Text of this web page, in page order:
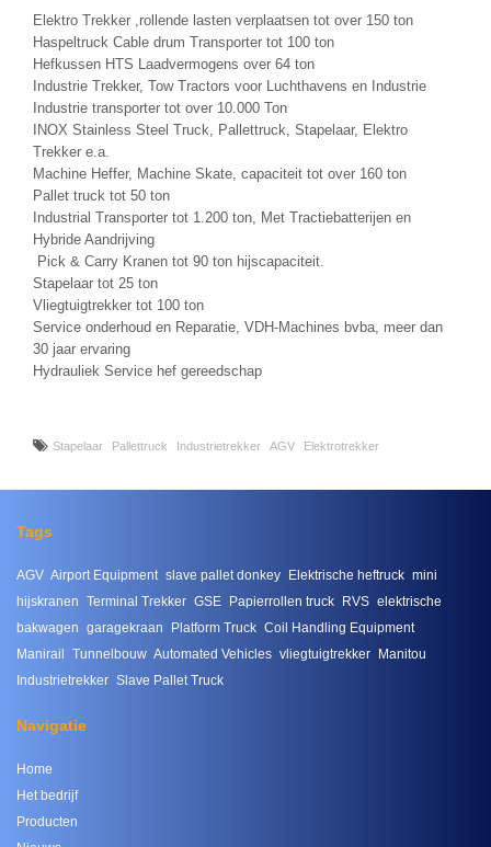
Elektro Trekker ,rollende lasten verplaatsen tot over 150 ton
Haspeltruck Cable drum Transporter tot 100 ton
Hefkussen HTS Laadvermogens over 64 ton
Industrie Trekker, Tow Tractors voor Luchthavens en Industrie
Industrie transporter tot over 10.000 Ton
INOX Stainless Steel Truck, Pallettruck, Stapelaar, Elektro
Trekker e.a.
Machine Heffer, Machine Skate, capaciteit tot over 160 ton
Pallet truck tot 50 ton
Industrial Transporter tot 1.200 ton, Met Tractiebatterijen en
Hybride Aandrijving
Pick & Carry Kranen tot 90 ton hijscapaciteit.
Stapelaar tot 25 ton
Vliegtuigtrekker tot 100 ton
Service onderhoud en Reparatie, VDH-Machines bvba, meer dan
30 jaar ervaring
Hydrauliek Service hef gereedschap
Stapelaar Pallettruck Industrietrekker AGV Elektrotrekker
Tags
AGV Airport Equipment slave pallet donkey Elektrische heftruck mini
hijskranen
Terminal Trekker GSE Papierrollen truck RVS elektrische
bakwagen
garagekraan Platform Truck Coil Handling Equipment
Manirail
Tunnelbouw Automated Vehicles vliegtuigtrekker
Manitou
Industrietrekker Slave Pallet Truck
Navigatie
Home
Het bedrijf
Producten